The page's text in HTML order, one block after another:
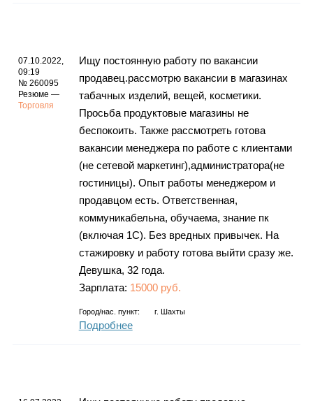
07.10.2022,
09:19
№ 260095
Резюме —
Торговля
Ищу постоянную работу по вакансии
продавец.рассмотрю вакансии в магазинах
табачных изделий, вещей, косметики.
Просьба продуктовые магазины не
беспокоить. Также рассмотреть готова
вакансии менеджера по работе с клиентами
(не сетевой маркетинг),администратора(не
гостиницы). Опыт работы менеджером и
продавцом есть. Ответственная,
коммуникабельна, обучаема, знание пк
(включая 1С). Без вредных привычек. На
стажировку и работу готова выйти сразу же.
Девушка, 32 года.
Зарплата: 15000 руб.
Город/нас. пункт: г. Шахты
Подробнее